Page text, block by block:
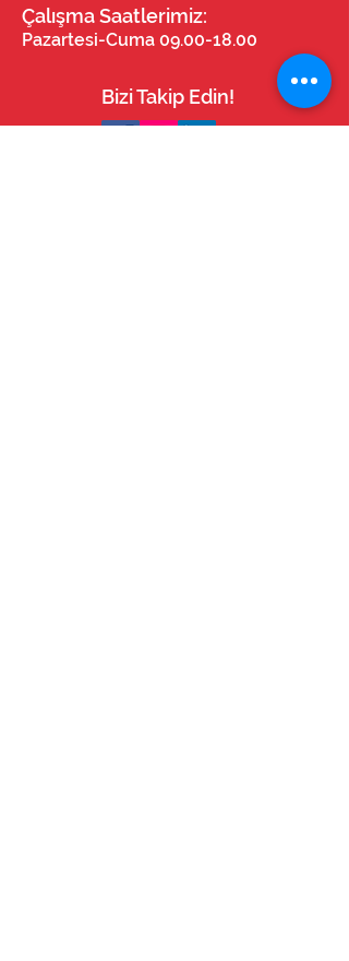
Çalışma Saatlerimiz:
Pazartesi-Cuma 09.00-18.00
Bizi Takip Edin!